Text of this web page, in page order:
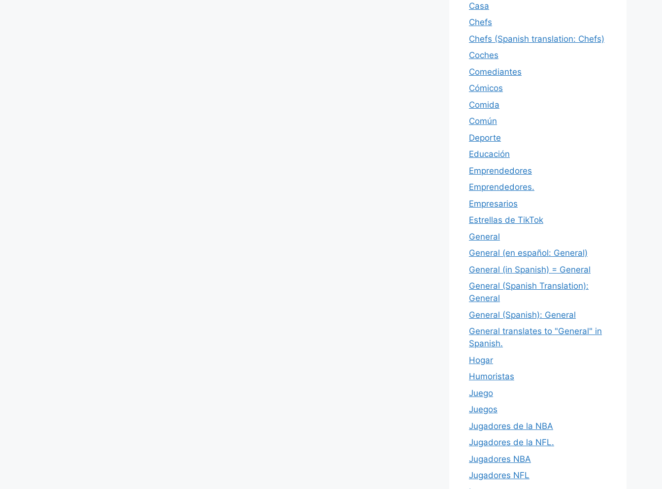
Casa
Chefs
Chefs (Spanish translation: Chefs)
Coches
Comediantes
Cómicos
Comida
Común
Deporte
Educación
Emprendedores
Emprendedores.
Empresarios
Estrellas de TikTok
General
General (en español: General)
General (in Spanish) = General
General (Spanish Translation):
General
General (Spanish): General
General translates to "General" in
Spanish.
Hogar
Humoristas
Juego
Juegos
Jugadores de la NBA
Jugadores de la NFL.
Jugadores NBA
Jugadores NFL